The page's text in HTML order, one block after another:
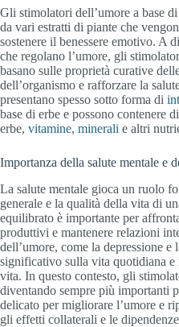
Gli stimolatori dell’umore a base
da vari estratti di piante che
sostenere il benessere emotivo. A
che regolano l’umore, gli
basano sulle proprietà curative
dell’organismo e rafforzare la
presentano spesso sotto forma di
base di erbe e possono contenere
erbe, vitamine, minerali e altri
Importanza della salute mentale e
La salute mentale gioca un ruolo
generale e la qualità della vita di
equilibrato è importante per
produttivi e mantenere relazioni
dell’umore, come la depressione e
significativo sulla vita quotidiana
vita. In questo contesto, gli
diventando sempre più importanti
delicato per migliorare l’umore e
gli effetti collaterali e le